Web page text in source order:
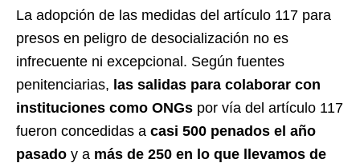
La adopción de las medidas del artículo 117 para
presos en peligro de desocialización no es
infrecuente ni excepcional. Según fuentes
penitenciarias, las salidas para colaborar con
instituciones como ONGs por vía del artículo 117
fueron concedidas a casi 500 penados el año
pasado y a más de 250 en lo que llevamos de